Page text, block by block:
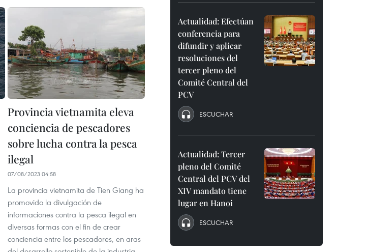
Provincia vietnamita eleva
conciencia de pescadores
sobre lucha contra la pesca
ilegal
07/08/2023 04:58
La provincia vietnamita de Tien Giang ha
promovido la divulgación de
informaciones contra la pesca ilegal en
diversas formas con el fin de crear
conciencia entre los pescadores, en aras
Actualidad: Efectúan
conferencia para
difundir y aplicar
resoluciones del
tercer pleno del
Comité Central del
PCV
ESCUCHAR
Actualidad: Tercer
pleno del Comité
Central del PCV del
XIV mandato tiene
lugar en Hanoi
ESCUCHAR